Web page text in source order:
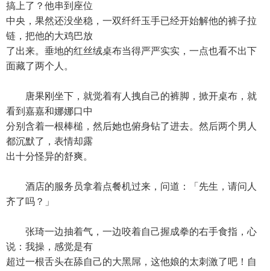
搞上了？他串到座位
中央，果然还没坐稳，一双纤纤玉手已经开始解他的裤子拉
链，把他的大鸡巴放
了出来。垂地的红丝绒桌布当得严严实实，一点也看不出下
面藏了两个人。
唐果刚坐下，就觉着有人拽自己的裤脚，掀开桌布，就
看到嘉嘉和娜娜口中
分别含着一根棒槌，然后她也俯身钻了进去。然后两个男人
都沉默了，表情却露
出十分怪异的舒爽。
酒店的服务员拿着点餐机过来，问道：「先生，请问人
齐了吗？」
张琦一边抽着气，一边咬着自己握成拳的右手食指，心
说：我操，感觉是有
超过一根舌头在舔自己的大黑屌，这他娘的太刺激了吧！自